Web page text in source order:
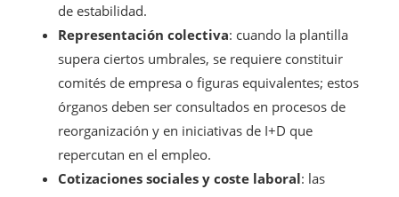
de estabilidad.
Representación colectiva: cuando la plantilla
supera ciertos umbrales, se requiere constituir
comités de empresa o figuras equivalentes; estos
órganos deben ser consultados en procesos de
reorganización y en iniciativas de I+D que
repercutan en el empleo.
Cotizaciones sociales y coste laboral: las